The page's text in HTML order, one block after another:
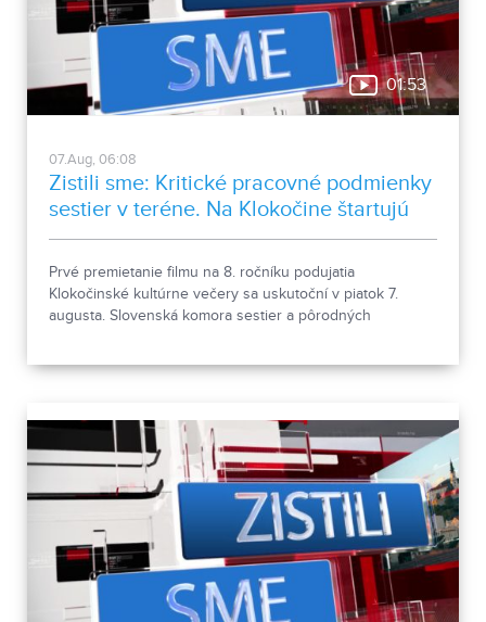
01:53
07.Aug, 06:08
Zistili sme: Kritické pracovné podmienky
sestier v teréne. Na Klokočine štartujú
kultúrne večery
Prvé premietanie filmu na 8. ročníku podujatia
Klokočinské kultúrne večery sa uskutoční v piatok 7.
augusta. Slovenská komora sestier a pôrodných